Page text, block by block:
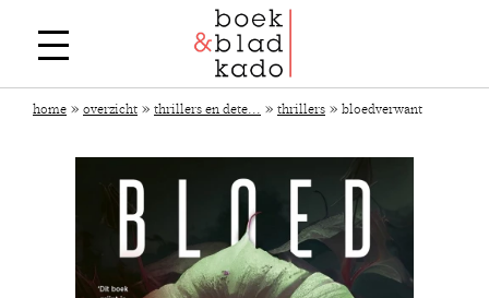
home » overzicht » thrillers en dete... » thrillers » bloedverwant